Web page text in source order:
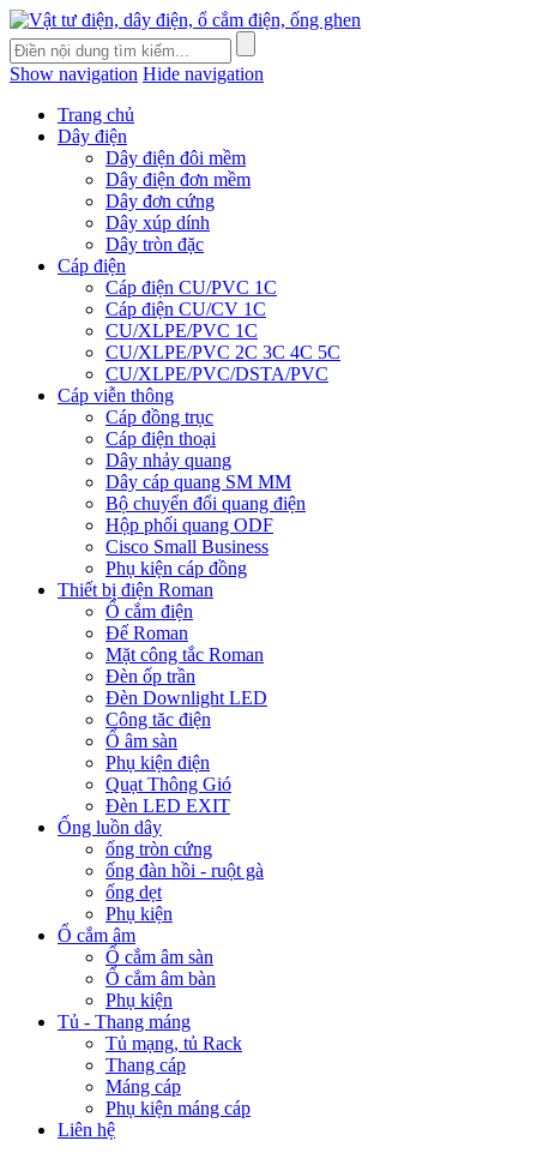
Show navigation Hide navigation
Trang chủ
Dây điện
Dây điện đôi mềm
Dây điện đơn mềm
Dây đơn cứng
Dây xúp dính
Dây tròn đặc
Cáp điện
Cáp điện CU/PVC 1C
Cáp điện CU/CV 1C
CU/XLPE/PVC 1C
CU/XLPE/PVC 2C 3C 4C 5C
CU/XLPE/PVC/DSTA/PVC
Cáp viễn thông
Cáp đồng trục
Cáp điện thoại
Dây nhảy quang
Dây cáp quang SM MM
Bộ chuyển đổi quang điện
Hộp phối quang ODF
Cisco Small Business
Phụ kiện cáp đồng
Thiết bị điện Roman
Ổ cắm điện
Đế Roman
Mặt công tắc Roman
Đèn ốp trần
Đèn Downlight LED
Công tăc điện
Ổ âm sàn
Phụ kiện điện
Quạt Thông Gió
Đèn LED EXIT
Ống luồn dây
ống tròn cứng
ống đàn hồi - ruột gà
ống dẹt
Phụ kiện
Ổ cắm âm
Ổ cắm âm sàn
Ổ cắm âm bàn
Phụ kiện
Tủ - Thang máng
Tủ mạng, tủ Rack
Thang cáp
Máng cáp
Phụ kiện máng cáp
Liên hệ